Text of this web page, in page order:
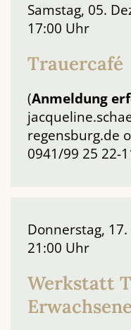
Samstag, 05.
17:00 Uhr
Trauercafé
(Anmeldung
regensburg.de
0941/99 25 22-
Donnerstag,
21:00 Uhr
Werkstatt
Erwachsene